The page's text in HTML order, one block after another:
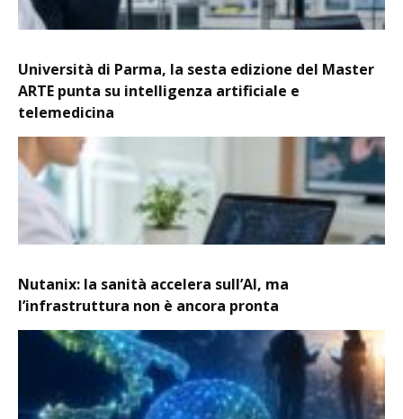
Università di Parma, la sesta edizione del Master
ARTE punta su intelligenza artificiale e
telemedicina
Nutanix: la sanità accelera sull’AI, ma
l’infrastruttura non è ancora pronta